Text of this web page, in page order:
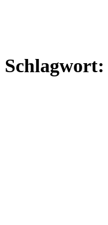
Schlagwort: